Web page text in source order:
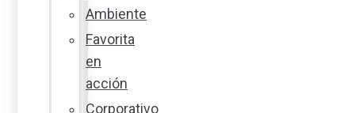
Ambiente
Favorita
en
acción
Corporativo